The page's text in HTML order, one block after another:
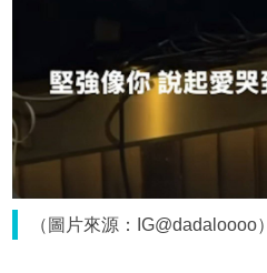
（圖片來源：IG@dadaloooo）